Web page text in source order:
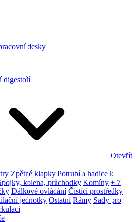
desky
digestoří
Otevřít
Zpětné klapky Potrubí a hadice k
kolena, průchodky Komíny + 7
Dálkové ovládání Čistící prostředky
jednotky Ostatní Rámy Sady pro